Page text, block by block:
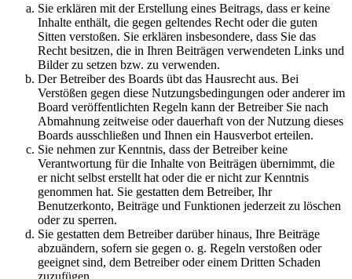
Sie erklären mit der Erstellung eines Beitrags, dass er keine
Inhalte enthält, die gegen geltendes Recht oder die guten
Sitten verstoßen. Sie erklären insbesondere, dass Sie das
Recht besitzen, die in Ihren Beiträgen verwendeten Links und
Bilder zu setzen bzw. zu verwenden.
Der Betreiber des Boards übt das Hausrecht aus. Bei
Verstößen gegen diese Nutzungsbedingungen oder anderer im
Board veröffentlichten Regeln kann der Betreiber Sie nach
Abmahnung zeitweise oder dauerhaft von der Nutzung dieses
Boards ausschließen und Ihnen ein Hausverbot erteilen.
Sie nehmen zur Kenntnis, dass der Betreiber keine
Verantwortung für die Inhalte von Beiträgen übernimmt, die
er nicht selbst erstellt hat oder die er nicht zur Kenntnis
genommen hat. Sie gestatten dem Betreiber, Ihr
Benutzerkonto, Beiträge und Funktionen jederzeit zu löschen
oder zu sperren.
Sie gestatten dem Betreiber darüber hinaus, Ihre Beiträge
abzuändern, sofern sie gegen o. g. Regeln verstoßen oder
geeignet sind, dem Betreiber oder einem Dritten Schaden
zuzufügen.